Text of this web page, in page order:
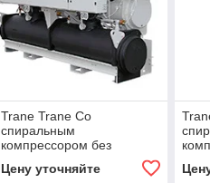
Trane Trane Со
спиральным
компрессором без
конденсатора с водяным
охлаждением
Цену уточняйте